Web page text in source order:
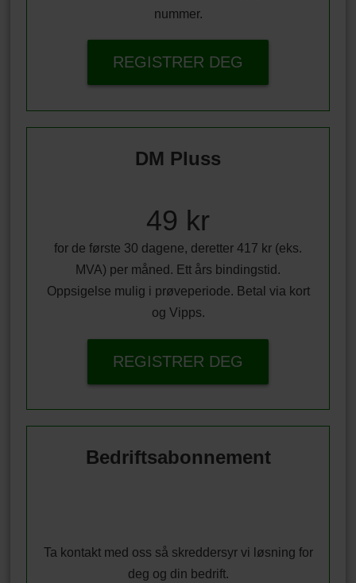
nummer.
REGISTRER DEG
DM Pluss
49 kr
for de første 30 dagene, deretter 417 kr (eks.
MVA) per måned. Ett års bindingstid.
Oppsigelse mulig i prøveperiode. Betal via kort
og Vipps.
REGISTRER DEG
Bedriftsabonnement
Ta kontakt med oss så skreddersyr vi løsning for
deg og din bedrift.